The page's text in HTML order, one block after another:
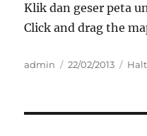
Klik dan geser peta
Click and drag the
Author
admin
Posted
22/02/2013